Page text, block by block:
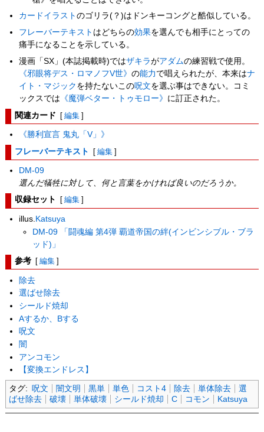
カードイラストのゴリラ(？)はドンキーコングと酷似している。
フレーバーテキスト はどちらの効果を選んでも相手にとっての
痛手になることを示している。
漫画「SX」(本誌掲載時)ではザキラがアダムの練習戦で使用。
《邪眼将デス・ロマノフV世》の能力 で唱えられたが、本来はナ
イト・マジック を持たないこの呪文を選ぶ事はできない。コミ
ックスでは 《魔弾ベター・トゥモロー》 に訂正された。
関連カード [ 編集 ]
《勝利宣言 鬼丸「V」》
フレーバーテキスト [ 編集 ]
DM-09
選んだ犠牲に対して、何と言葉をかければ良いのだろうか。
収録セット [ 編集 ]
illus. Katsuya
DM-09 「闘魂編 第4弾 覇道帝国の絆(インビンシブル・ブラ
ッド)」
参考 [ 編集 ]
除去
選ばせ除去
シールド焼却
Aするか、Bする
呪文
闇
アンコモン
【変換エンドレス】
タグ: 呪文 闇文明 黒単 単色 コスト4 除去 単体除去
選
ばせ除去
破壊 単体破壊 シールド焼却 C コモン Katsuya